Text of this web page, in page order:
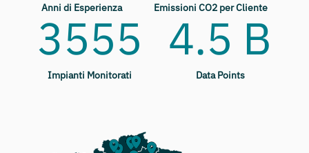
Anni di Esperienza Emissioni CO2 per Cliente
3555
Impianti Monitorati
4.5 B
Data Points